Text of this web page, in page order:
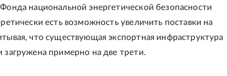
национальной энергетической безопасности
есть возможность увеличить поставки на
что существующая экспортная инфраструктура
загружена примерно на две трети.